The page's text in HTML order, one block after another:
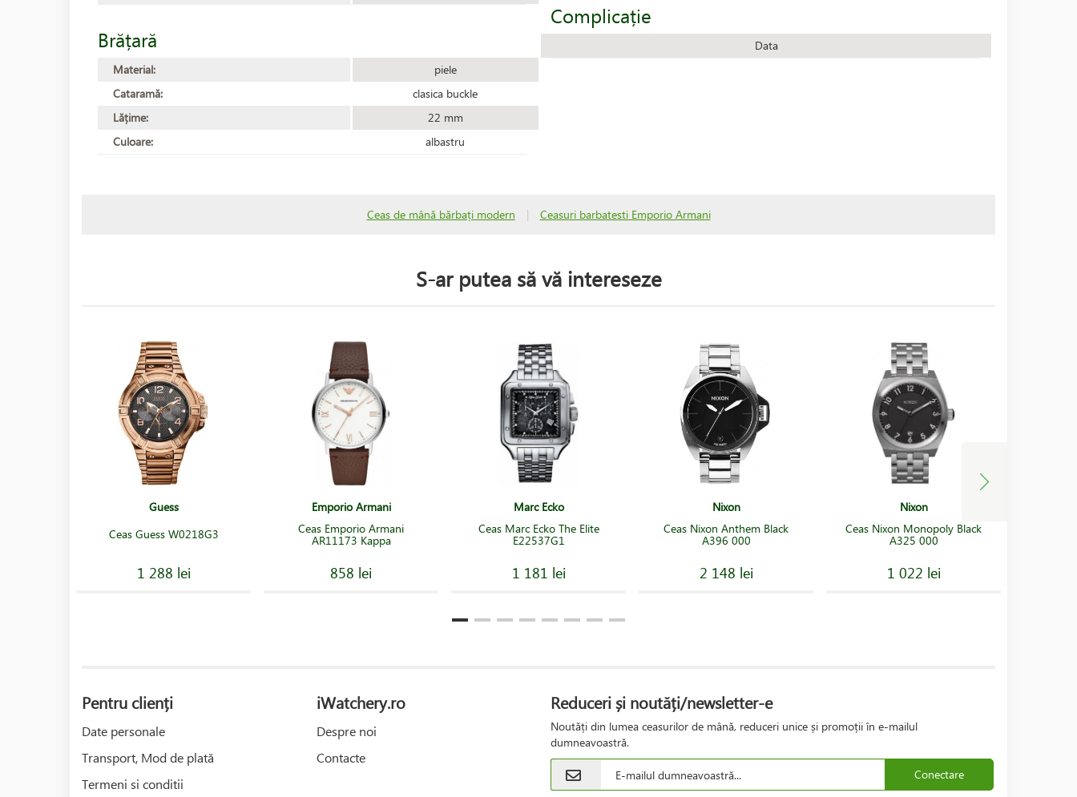
Brățară
Material:
piele
Cataramă:
clasica buckle
Lățime:
22 mm
Culoare:
albastru
Complicație
Data
Ceas de mână bărbați modern | Ceasuri barbatesti Emporio Armani
S-ar putea să vă intereseze
Guess
Ceas Guess W0218G3
1 288 lei
Emporio Armani
Ceas Emporio Armani
AR11173 Kappa
858 lei
Marc Ecko
Ceas Marc Ecko The Elite
E22537G1
1 181 lei
Nixon
Ceas Nixon Anthem Black
A396 000
2 148 lei
Nixon
Ceas Nixon Monopoly Black
A325 000
1 022 lei
Pentru clienți
Date personale
Transport, Mod de plată
Termeni si conditii
iWatchery.ro
Despre noi
Contacte
Reduceri și noutăți/newsletter-e
Noutăți din lumea ceasurilor de mână, reduceri unice și promoții în e-mailul
dumneavoastră.
Conectare